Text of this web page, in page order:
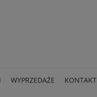
WYPRZEDAŻE KONTAKT